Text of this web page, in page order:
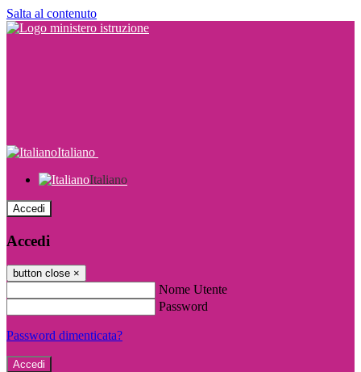
Salta al contenuto
Italiano
Italiano
Accedi
Accedi
button close ×
Nome Utente
Password
Password dimenticata?